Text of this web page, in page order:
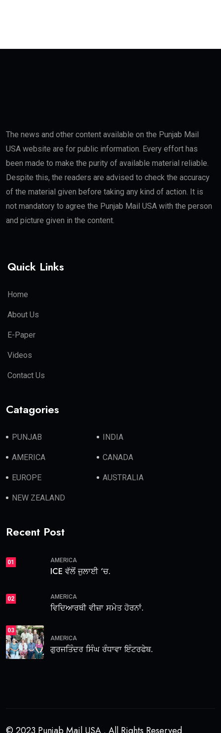
The news and other content available on the Punjab Mail
USA website are for public information. Every effort has
been made to make the purity of available material reliable.
Despite this, the readers are advised to check the accuracy
of the material given before taking any kind of action. It is
not mandatory to agree the Punjab Mail USA with the person
and picture given in the content.
Quick Links
Home
About Us
E-Paper
Videos
Contact Us
Catagories
PUNJAB INDIA
AMERICA CANADA
EUROPE AUSTRALIA
NEW ZEALAND
Recent Post
01 AMERICA
ICE ਵੱਲੋਂ ਜੁਲਾਈ ‘ਚ.
02 AMERICA
ਵਿਦਿਆਰਥੀ ਵੀਜ਼ਾ ਸਮੇਤ ਹੋਰਨਾਂ.
03
AMERICA
ਗੁਰਜਤਿੰਦਰ ਸਿੰਘ ਰੰਧਾਵਾ ਇੰਟਰਫੇਥ.